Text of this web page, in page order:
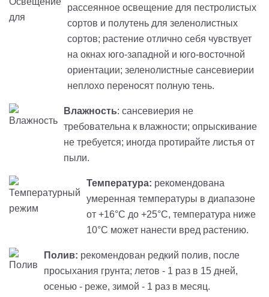
рассеянное освещение для пестролистых
сортов и полутень для зеленолистных
сортов; растение отлично себя чувствует
на окнах юго-западной и юго-восточной
ориентации; зеленолистные сансевиерии
неплохо переносят полную тень.
Влажность: сансевиерия не
требовательна к влажности; опрыскивание
не требуется; иногда протирайте листья от
пыли.
Температура: рекомендована
умеренная температуры в диапазоне
от +16°C до +25°C, температура ниже
10°C может нанести вред растению.
Полив: рекомендован редкий полив, после
просыхания грунта; летов - 1 раз в 15 дней,
осенью - реже, зимой - 1 раз в месяц.